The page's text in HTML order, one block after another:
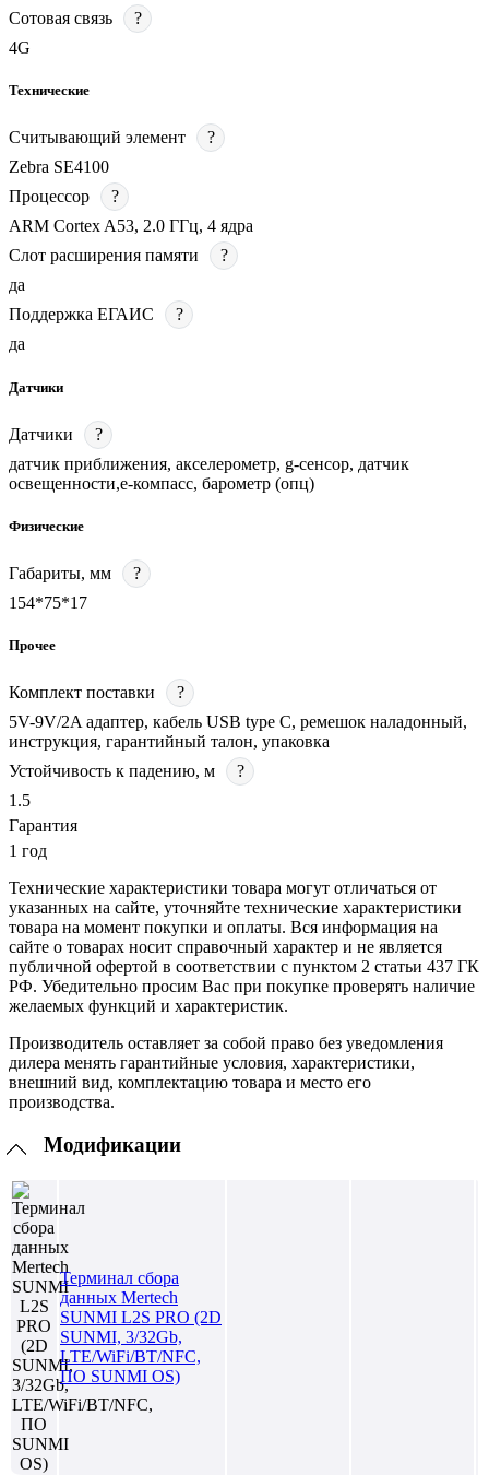
Сотовая связь
?
4G
Технические
Считывающий элемент
?
Zebra SE4100
Процессор
?
ARM Cortex A53, 2.0 ГГц, 4 ядра
Слот расширения памяти
?
да
Поддержка ЕГАИС
?
да
Датчики
Датчики
?
датчик приближения, акселерометр, g-сенсор, датчик
освещенности,е-компасс, барометр (опц)
Физические
Габариты, мм
?
154*75*17
Прочее
Комплект поставки
?
5V-9V/2A адаптер, кабель USB type С, ремешок наладонный,
инструкция, гарантийный талон, упаковка
Устойчивость к падению, м
?
1.5
Гарантия
1 год
Технические характеристики товара могут отличаться от
указанных на сайте, уточняйте технические характеристики
товара на момент покупки и оплаты. Вся информация на
сайте о товарах носит справочный характер и не является
публичной офертой в соответствии с пунктом 2 статьи 437 ГК
РФ. Убедительно просим Вас при покупке проверять наличие
желаемых функций и характеристик.
Производитель оставляет за собой право без уведомления
дилера менять гарантийные условия, характеристики,
внешний вид, комплектацию товара и место его
производства.
Модификации
Терминал сбора
данных Mertech
SUNMI L2S PRO (2D
SUNMI, 3/32Gb,
LTE/WiFi/BT/NFC,
ПО SUNMI OS)